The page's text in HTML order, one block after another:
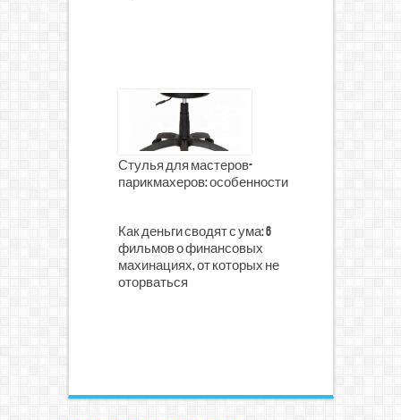
Стулья для мастеров-
парикмахеров: особенности
Как деньги сводят с ума: 6
фильмов о финансовых
махинациях, от которых не
оторваться